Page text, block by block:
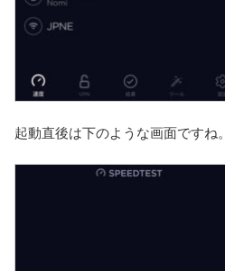
起動直後は下のような画面ですね。